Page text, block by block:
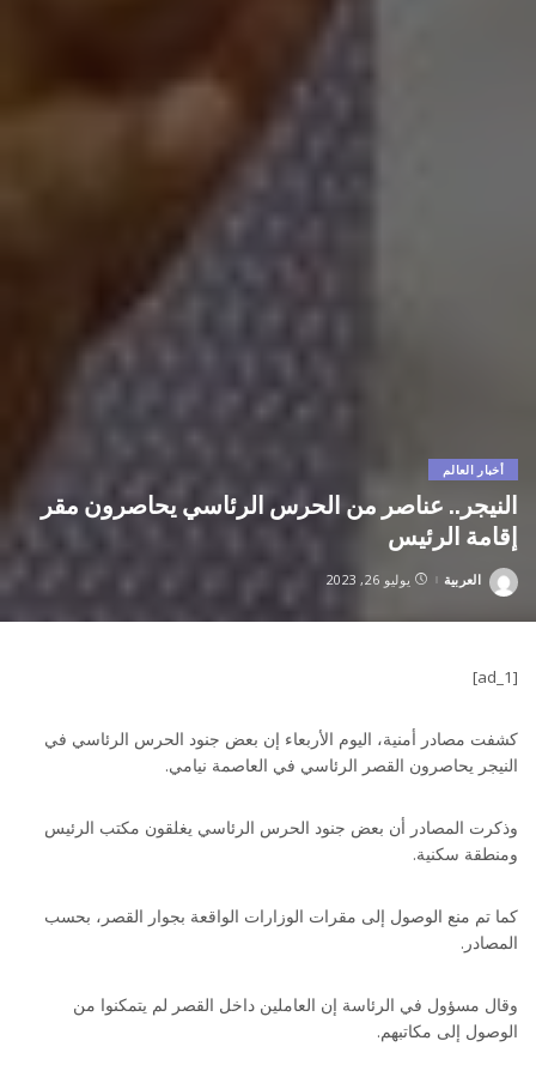
أخبار العالم
النيجر.. عناصر من الحرس الرئاسي يحاصرون مقر
إقامة الرئيس
Posted
العربية يوليو 26, 2023
[ad_1]
كشفت مصادر أمنية، اليوم الأربعاء إن بعض جنود الحرس الرئاسي في
النيجر يحاصرون القصر الرئاسي في العاصمة نيامي.
وذكرت المصادر أن بعض جنود الحرس الرئاسي يغلقون مكتب الرئيس
ومنطقة سكنية.
كما تم منع الوصول إلى مقرات الوزارات الواقعة بجوار القصر، بحسب
المصادر.
وقال مسؤول في الرئاسة إن العاملين داخل القصر لم يتمكنوا من
الوصول إلى مكاتبهم.